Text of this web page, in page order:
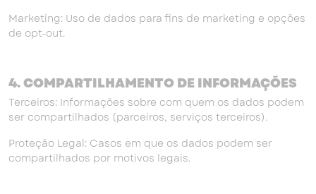
Marketing: Uso de dados para fins de marketing e opções
de opt-out.
4. COMPARTILHAMENTO DE INFORMAÇÕES
Terceiros: Informações sobre com quem os dados podem
ser compartilhados (parceiros, serviços terceiros).
Proteção Legal: Casos em que os dados podem ser
compartilhados por motivos legais.